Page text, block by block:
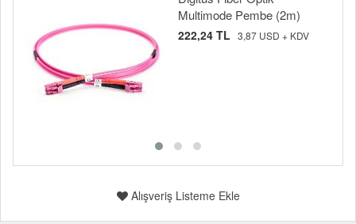
Multimode Pembe (2m)
222,24 TL 3,87 USD + KDV
Alışveriş Listeme Ekle